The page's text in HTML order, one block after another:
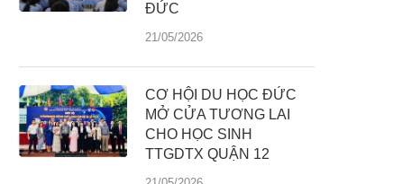
ĐỨC
21/05/2026
CƠ HỘI DU HỌC ĐỨC
MỞ CỬA TƯƠNG LAI
CHO HỌC SINH
TTGDTX QUẬN 12